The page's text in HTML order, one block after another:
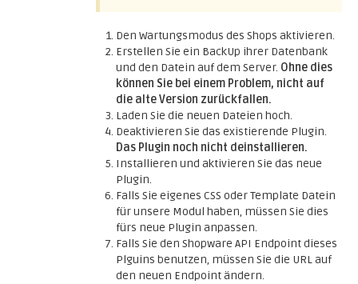
Den Wartungsmodus des Shops aktivieren.
Erstellen Sie ein BackUp ihrer Datenbank
und den Datein auf dem Server. Ohne dies
können Sie bei einem Problem, nicht auf
die alte Version zurückfallen.
Laden Sie die neuen Dateien hoch.
Deaktivieren Sie das existierende Plugin.
Das Plugin noch nicht deinstallieren.
Installieren und aktivieren Sie das neue
Plugin.
Falls Sie eigenes CSS oder Template Datein
für unsere Modul haben, müssen Sie dies
fürs neue Plugin anpassen.
Falls Sie den Shopware API Endpoint dieses
Plguins benutzen, müssen Sie die URL auf
den neuen Endpoint ändern.